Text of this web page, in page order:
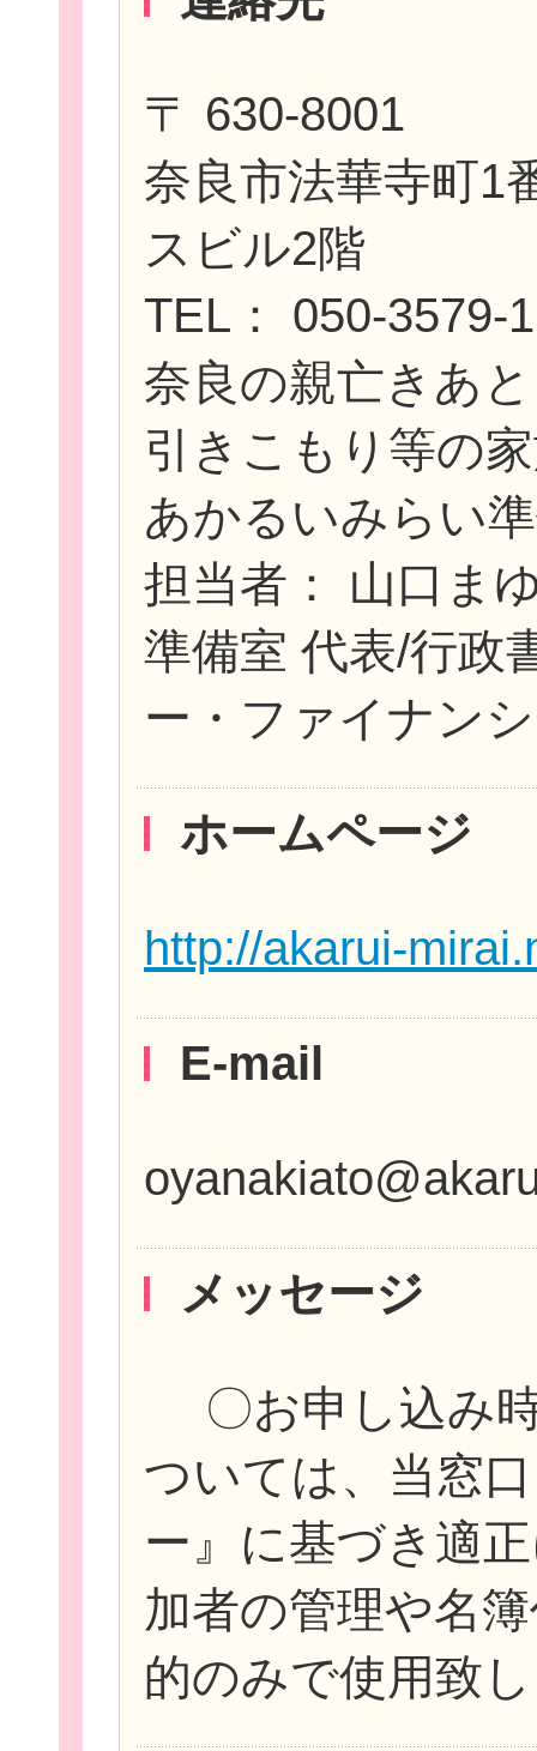
〒 630-8001
奈良市法華寺町
スビル2階
TEL： 050-3579-
奈良の親亡きあ
引きこもり等の
あかるいみらい
担当者： 山口ま
準備室 代表/行政
ー・ファイナン
ホームページ
http://akarui-
E-mail
メッセージ
〇お申し込み
ついては、当窓
ー』に基づき適
加者の管理や名
的のみで使用致